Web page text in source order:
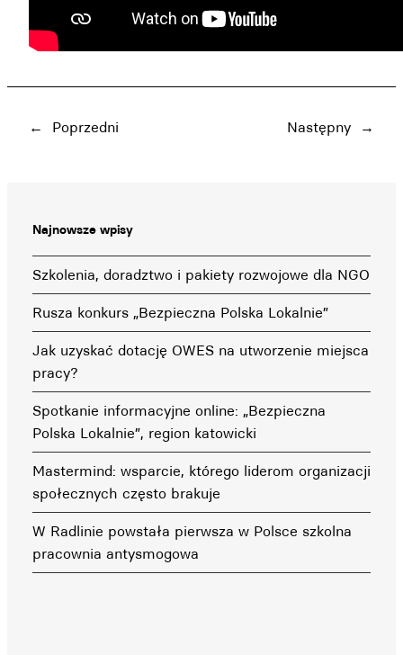
← Poprzedni Następny →
Najnowsze wpisy
Szkolenia, doradztwo i pakiety rozwojowe dla NGO
Rusza konkurs „Bezpieczna Polska Lokalnie”
Jak uzyskać dotację OWES na utworzenie miejsca
pracy?
Spotkanie informacyjne online: „Bezpieczna
Polska Lokalnie”, region katowicki
Mastermind: wsparcie, którego liderom organizacji
społecznych często brakuje
W Radlinie powstała pierwsza w Polsce szkolna
pracownia antysmogowa